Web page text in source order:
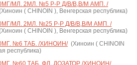
МЛ. 2МЛ. №5 Р-Р Д/В/В,В/М АМП. /
( CHINOIN ), Венгерская республика)
МЛ. 2МЛ. №25 Р-Р Д/В/В,В/М АМП. /
( CHINOIN ), Венгерская республика)
№6 ТАБ. /ХИНОИН/(Хиноин ( CHINOIN
республика)
№60 ТАБ. ФЛ. ДОЗАТОР /ХИНОИН/